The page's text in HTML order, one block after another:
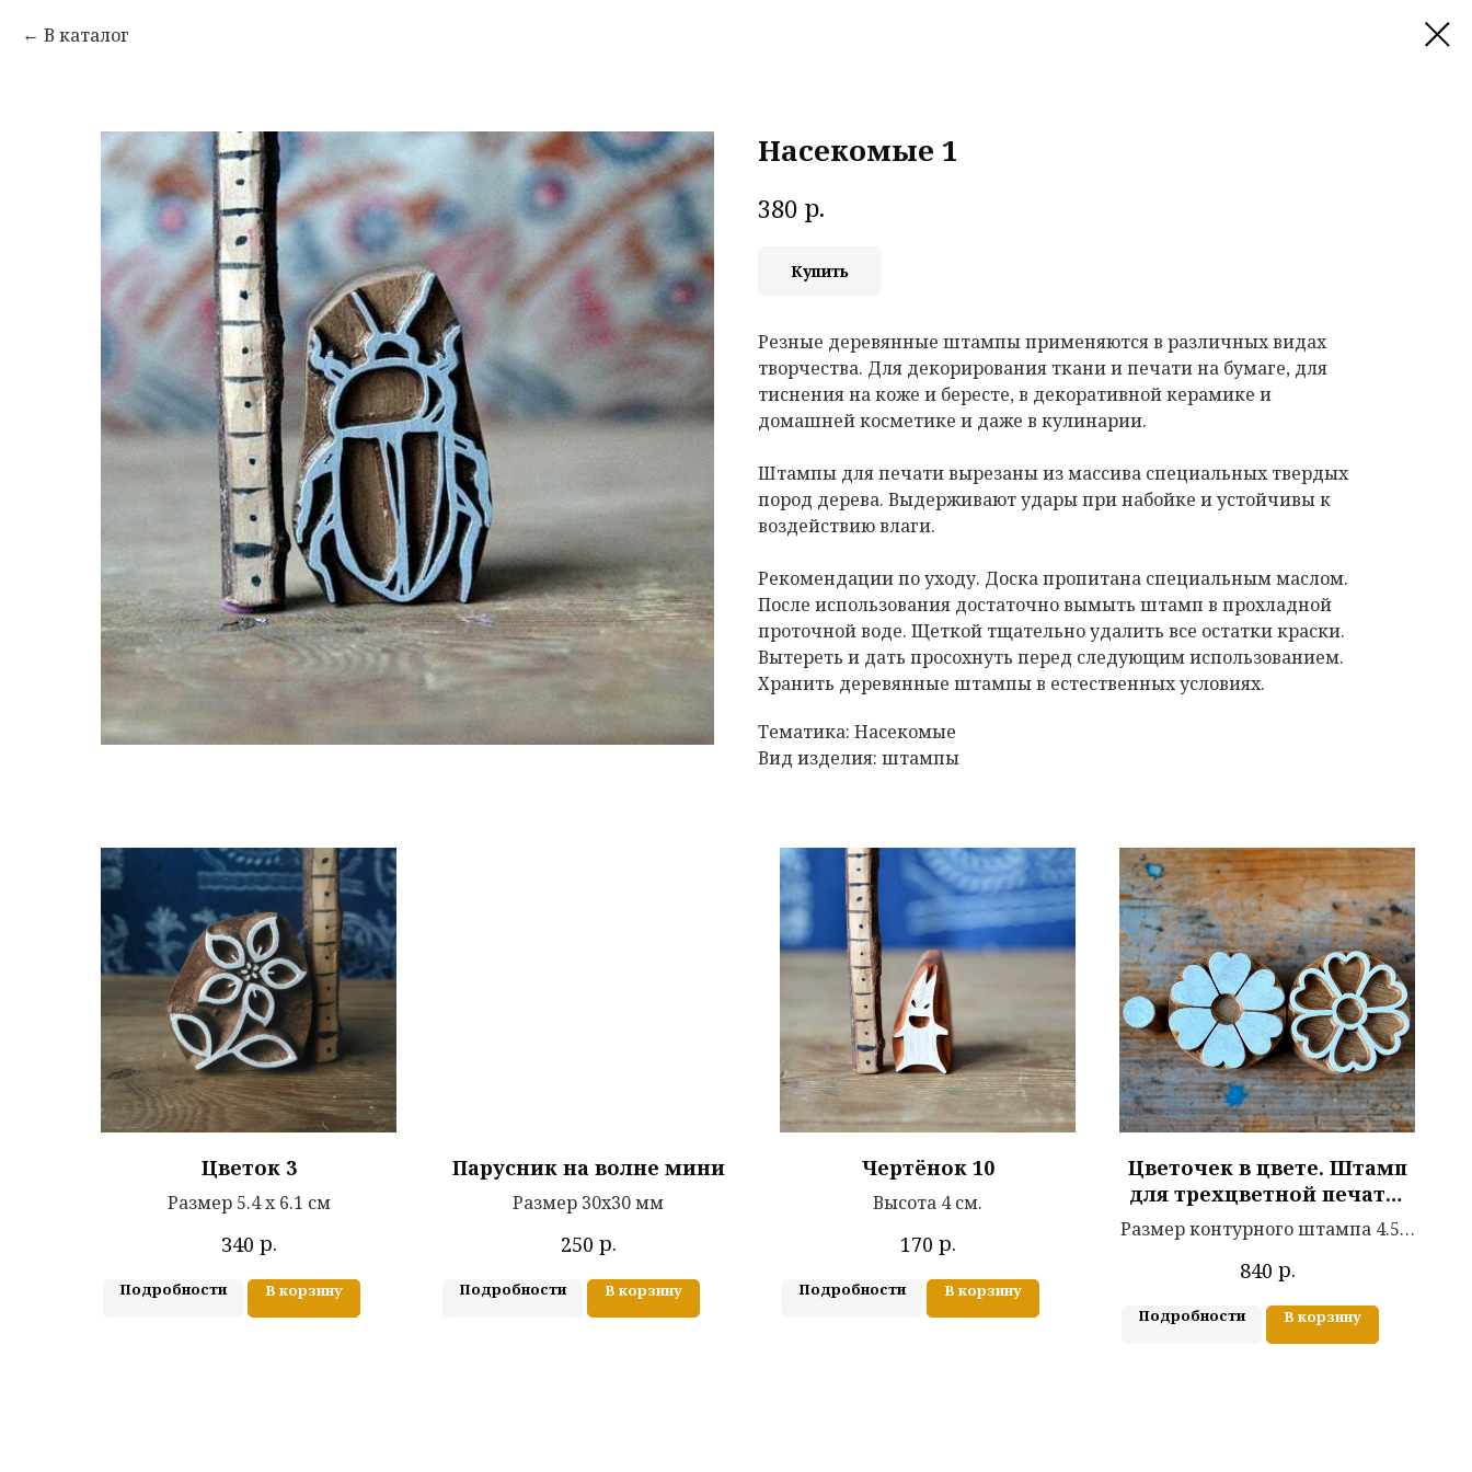
В каталог
Насекомые 1
380 р.
Купить
Резные деревянные штампы применяются в различных видах
творчества. Для декорирования ткани и печати на бумаге, для
тиснения на коже и бересте, в декоративной керамике и
домашней косметике и даже в кулинарии.
Штампы для печати вырезаны из массива специальных твердых
пород дерева. Выдерживают удары при набойке и устойчивы к
воздействию влаги.
Рекомендации по уходу. Доска пропитана специальным маслом.
После использования достаточно вымыть штамп в прохладной
проточной воде. Щеткой тщательно удалить все остатки краски.
Вытереть и дать просохнуть перед следующим использованием.
Хранить деревянные штампы в естественных условиях.
Тематика: Насекомые
Вид изделия: штампы
Цветок 3
Размер 5.4 х 6.1 см
340 р.
Подробности В корзину
Парусник на волне мини
Размер 30х30 мм
250 р.
Подробности В корзину
Чертёнок 10
Высота 4 см.
170 р.
Подробности В корзину
Цветочек в цвете. Штамп
для трехцветной печати.
Контур и 2 цветки.
Размер контурного штампа 4.5 х
840 р.
Подробности В корзину